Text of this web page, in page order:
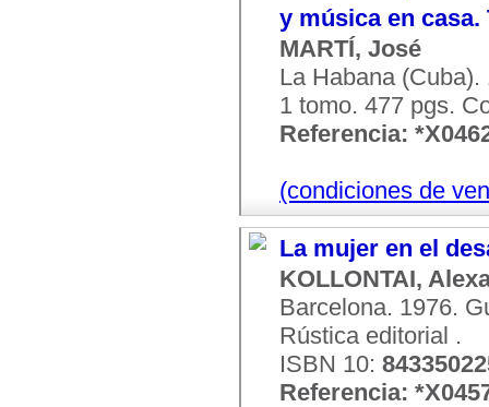
y música en casa.
MARTÍ, José
La Habana
1 tomo. 477 pgs.
Referencia:
(condiciones de
La mujer en el
KOLLONTAI,
Barcelona. 1976.
Rústica editorial .
ISBN 10:
Referencia: